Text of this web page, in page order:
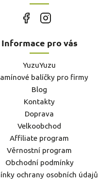
Informace pro vás
YuzuYuzu
balíčky pro firmy
Blog
Kontakty
Doprava
Velkoobchod
Affiliate program
Věrnostní program
Obchodní podmínky
ochrany osobních údajů